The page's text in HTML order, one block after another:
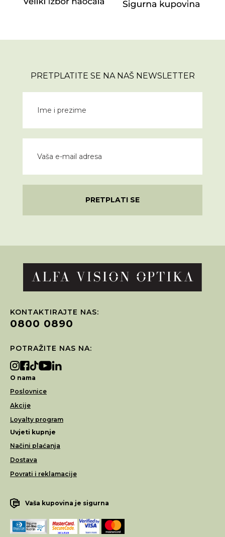
PRETPLATITE SE NA NAŠ NEWSLETTER
PRETPLATI SE
KONTAKTIRAJTE NAS:
0800 0890
POTRAŽITE NAS NA:
O nama
Poslovnice
Akcije
Loyalty program
Uvjeti kupnje
Načini plaćanja
Dostava
Povrati i reklamacije
Vaša kupovina je sigurna